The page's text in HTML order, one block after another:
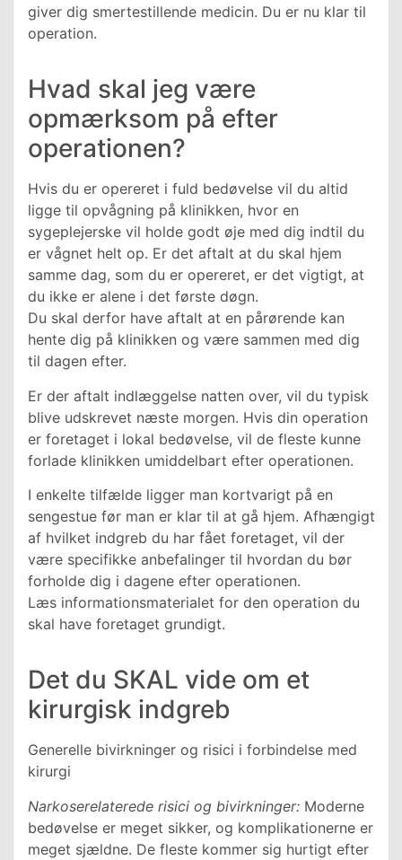
giver dig smertestillende medicin. Du er nu klar til
operation.
Hvad skal jeg være
opmærksom på efter
operationen?
Hvis du er opereret i fuld bedøvelse vil du altid
ligge til opvågning på klinikken, hvor en
sygeplejerske vil holde godt øje med dig indtil du
er vågnet helt op. Er det aftalt at du skal hjem
samme dag, som du er opereret, er det vigtigt, at
du ikke er alene i det første døgn.
Du skal derfor have aftalt at en pårørende kan
hente dig på klinikken og være sammen med dig
til dagen efter.
Er der aftalt indlæggelse natten over, vil du typisk
blive udskrevet næste morgen. Hvis din operation
er foretaget i lokal bedøvelse, vil de fleste kunne
forlade klinikken umiddelbart efter operationen.
I enkelte tilfælde ligger man kortvarigt på en
sengestue før man er klar til at gå hjem. Afhængigt
af hvilket indgreb du har fået foretaget, vil der
være specifikke anbefalinger til hvordan du bør
forholde dig i dagene efter operationen.
Læs informationsmaterialet for den operation du
skal have foretaget grundigt.
Det du SKAL vide om et
kirurgisk indgreb
Generelle bivirkninger og risici i forbindelse med
kirurgi
Narkoserelaterede risici og bivirkninger: Moderne
bedøvelse er meget sikker, og komplikationerne er
meget sjældne. De fleste kommer sig hurtigt efter